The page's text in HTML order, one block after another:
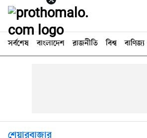
সর্বশেষ বাংলাদেশ রাজনীতি বিশ্ব বাণিজ্য